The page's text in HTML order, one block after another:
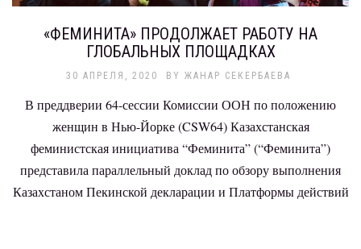
«ФЕМИНИТА» ПРОДОЛЖАЕТ РАБОТУ НА
ГЛОБАЛЬНЫХ ПЛОЩАДКАХ
30 АПРЕЛЯ, 2020 BY ЖАНАР СЕКЕРБАЕВА
В преддверии 64-сессии Комиссии ООН по положению
женщин в Нью-Йорке (CSW64) Казахстанская
феминистская инициатива “Феминита” (“Феминита”)
представила параллельный доклад по обзору выполнения
Казахстаном Пекинской декларации и Платформы действий